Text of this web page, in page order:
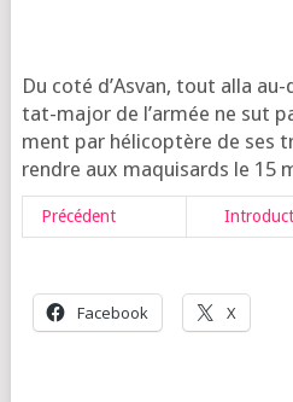
Du coté d’As­van, tout alla
tat-major de l’ar­mée ne sut
ment par héli­co­ptère de ses
rendre aux maqui­sards le 15
Pré­cé­dent
Face­book X